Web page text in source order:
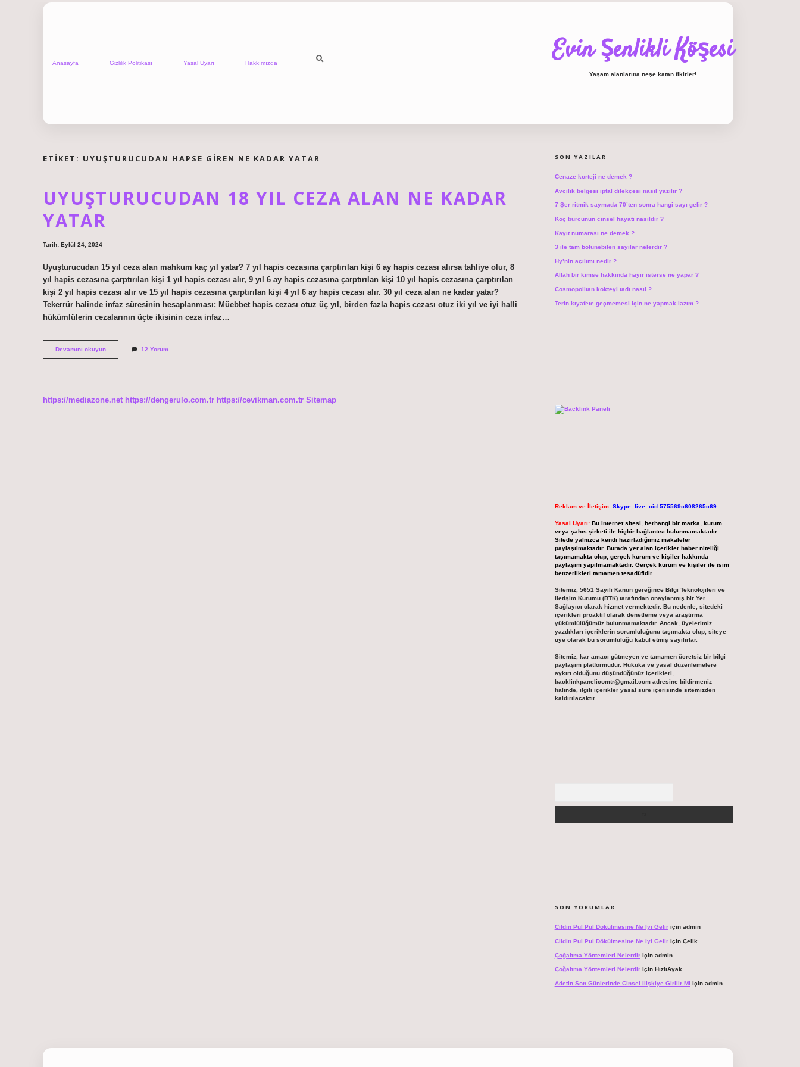
Anasayfa Gizlilik Politikası Yasal Uyarı Hakkımızda Evin Şenlikli Köşesi
Yaşam alanlarına neşe katan fikirler!
ETIKET: UYUŞTURUCUDAN HAPSE GIREN NE KADAR YATAR
UYUŞTURUCUDAN 18 YIL CEZA ALAN NE KADAR
YATAR
Tarih: Eylül 24, 2024
Uyuşturucudan 15 yıl ceza alan mahkum kaç yıl yatar? 7 yıl hapis cezasına çarptırılan kişi 6 ay hapis cezası alırsa tahliye olur, 8
yıl hapis cezasına çarptırılan kişi 1 yıl hapis cezası alır, 9 yıl 6 ay hapis cezasına çarptırılan kişi 10 yıl hapis cezasına çarptırılan
kişi 2 yıl hapis cezası alır ve 15 yıl hapis cezasına çarptırılan kişi 4 yıl 6 ay hapis cezası alır. 30 yıl ceza alan ne kadar yatar?
Tekerrür halinde infaz süresinin hesaplanması: Müebbet hapis cezası otuz üç yıl, birden fazla hapis cezası otuz iki yıl ve iyi halli
hükümlülerin cezalarının üçte ikisinin ceza infaz…
Devamını okuyunUyuşturucudan
18
Kadar
12 Yorum
https://mediazone.net https://dengerulo.com.tr https://cevikman.com.tr Sitemap
SON YAZILAR
Cenaze korteji ne demek ?
Avcılık belgesi iptal dilekçesi nasıl yazılır ?
7 Şer ritmik saymada 70’ten sonra hangi sayı gelir ?
Koç burcunun cinsel hayatı nasıldır ?
Kayıt numarası ne demek ?
3 ile tam bölünebilen sayılar nelerdir ?
Hy’nin açılımı nedir ?
Allah bir kimse hakkında hayır isterse ne yapar ?
Cosmopolitan kokteyl tadı nasıl ?
Terin kıyafete geçmemesi için ne yapmak lazım ?
Reklam ve İletişim: Skype: live:.cid.575569c608265c69
Yasal Uyarı: Bu internet sitesi, herhangi bir marka, kurum
veya şahıs şirketi ile hiçbir bağlantısı bulunmamaktadır.
Sitede yalnızca kendi hazırladığımız makaleler
paylaşılmaktadır. Burada yer alan içerikler haber niteliği
taşımamakta olup, gerçek kurum ve kişiler hakkında
paylaşım yapılmamaktadır. Gerçek kurum ve kişiler ile isim
benzerlikleri tamamen tesadüfidir.
Sitemiz, 5651 Sayılı Kanun gereğince Bilgi Teknolojileri ve
İletişim Kurumu (BTK) tarafından onaylanmış bir Yer
Sağlayıcı olarak hizmet vermektedir. Bu nedenle, sitedeki
içerikleri proaktif olarak denetleme veya araştırma
yükümlülüğümüz bulunmamaktadır. Ancak, üyelerimiz
yazdıkları içeriklerin sorumluluğunu taşımakta olup, siteye
üye olarak bu sorumluluğu kabul etmiş sayılırlar.
Sitemiz, kar amacı gütmeyen ve tamamen ücretsiz bir bilgi
paylaşım platformudur. Hukuka ve yasal düzenlemelere
aykırı olduğunu düşündüğünüz içerikleri,
backlinkpanelicomtr@gmail.comadresine bildirmeniz
halinde, ilgili içerikler yasal süre içerisinde sitemizden
kaldırılacaktır.
SON YORUMLAR
Cildin Pul Pul Dökülmesine Ne Iyi Geliriçin admin
Cildin Pul Pul Dökülmesine Ne Iyi Geliriçin Çelik
Çoğaltma Yöntemleri Nelerdiriçin admin
Çoğaltma Yöntemleri Nelerdiriçin HızlıAyak
Adetin Son Günlerinde Cinsel Ilişkiye Girilir Mi için admin